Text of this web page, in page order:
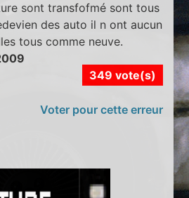
sont transfofmé sont tous
des auto il n ont aucun
tous comme neuve.
349 vote(s)
Voter pour cette erreur